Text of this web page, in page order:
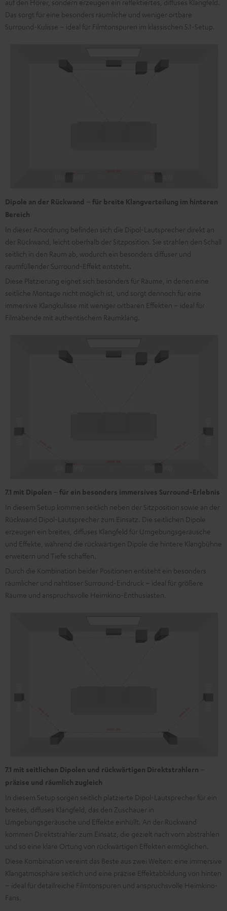
auf den Hörer, sondern erzeugen ein reflektiertes, diffuses Klangfeld.
Das sorgt für eine besonders räumliche und weniger ortbare
Surround-Kulisse – ideal für Filmtonspuren im klassischen 5.1-Setup.
Dipole an der Rückwand – für breite Klangverteilung im hinteren
Bereich
In dieser Anordnung befinden sich die Dipol-Lautsprecher direkt an
der Rückwand, leicht oberhalb der Sitzposition. Sie strahlen den Schall
seitlich in den Raum ab, wodurch ein besonders diffuser und
raumfüllender Surround-Effekt entsteht.
Diese Platzierung eignet sich besonders für Räume, in denen eine
seitliche Montage nicht möglich ist, und sorgt dennoch für eine
immersive Klangkulisse mit weniger ortbaren Effekten – ideal für
Filmabende mit authentischem Raumklang.
7.1 mit Dipolen – für ein besonders immersives Surround-Erlebnis
In diesem Setup kommen seitlich neben der Sitzposition sowie an der
Rückwand Dipol-Lautsprecher zum Einsatz. Die seitlichen Dipole
erzeugen ein breites, diffuses Klangfeld für Umgebungsgeräusche
und Effekte, während die rückwärtigen Dipole die hintere Klangbühne
erweitern und Tiefe schaffen.
Durch die Kombination beider Positionen entsteht ein besonders
räumlicher und nahtloser Surround-Eindruck – ideal für größere
Räume und anspruchsvolle Heimkino-Enthusiasten.
7.1 mit seitlichen Dipolen und rückwärtigen Direktstrahlern –
präzise und räumlich zugleich
In diesem Setup sorgen seitlich platzierte Dipol-Lautsprecher für ein
breites, diffuses Klangfeld, das den Zuschauer in
Umgebungsgeräusche und Effekte einhüllt. An der Rückwand
kommen Direktstrahler zum Einsatz, die gezielt nach vorn abstrahlen
und so eine klare Ortung von rückwärtigen Effekten ermöglichen.
Diese Kombination vereint das Beste aus zwei Welten: eine immersive
Klangatmosphäre seitlich und eine präzise Effektabbildung von hinten
– ideal für detailreiche Filmtonspuren und anspruchsvolle Heimkino-
Fans.